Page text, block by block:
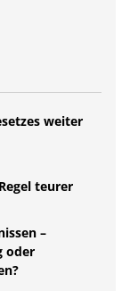
weiter
teurer
–
oder